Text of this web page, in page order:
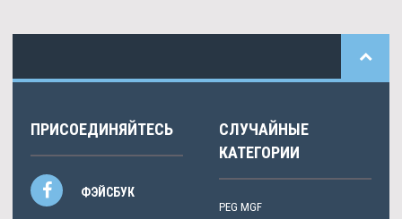
ПРИСОЕДИНЯЙТЕСЬ
ФЭЙСБУК
СЛУЧАЙНЫЕ
КАТЕГОРИИ
PEG MGF